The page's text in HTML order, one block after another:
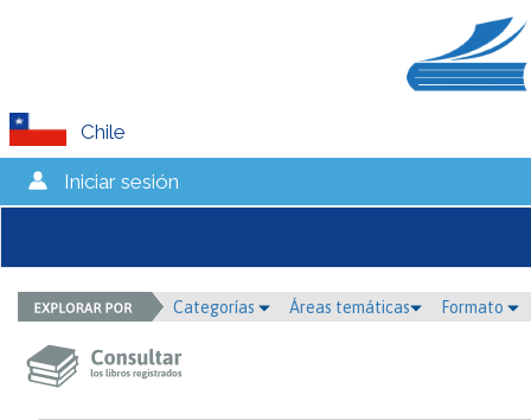
Chile
Iniciar sesión
Categorías Áreas temáticas Formato